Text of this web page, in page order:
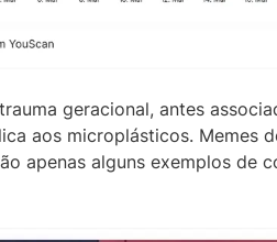
geracional, antes
aos microplásticos. Memes
apenas alguns exemplos de